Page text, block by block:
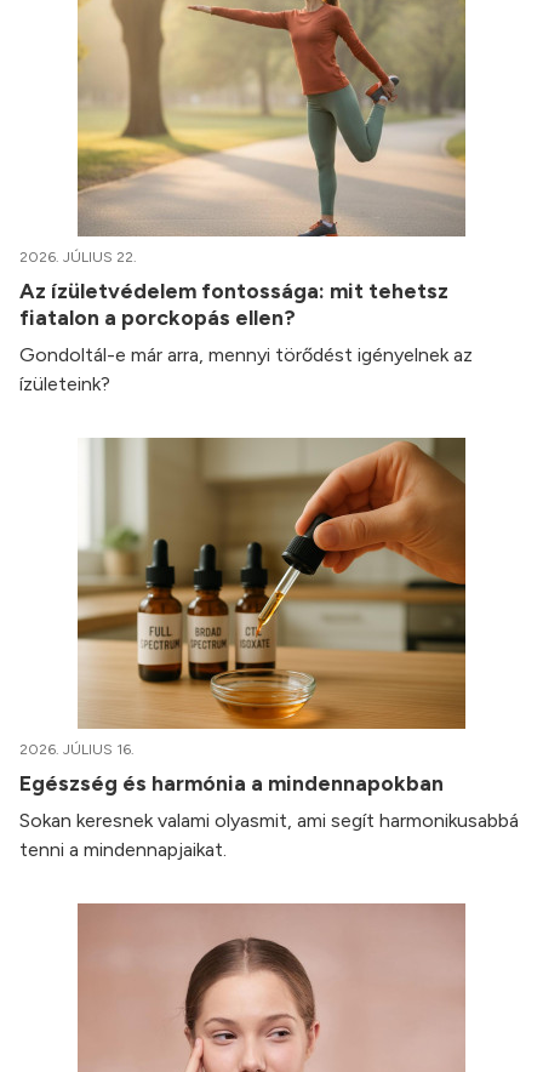
2026. JÚLIUS 22.
Az ízületvédelem fontossága: mit tehetsz
fiatalon a porckopás ellen?
Gondoltál-e már arra, mennyi törődést igényelnek az
ízületeink?
2026. JÚLIUS 16.
Egészség és harmónia a mindennapokban
Sokan keresnek valami olyasmit, ami segít harmonikusabbá
tenni a mindennapjaikat.